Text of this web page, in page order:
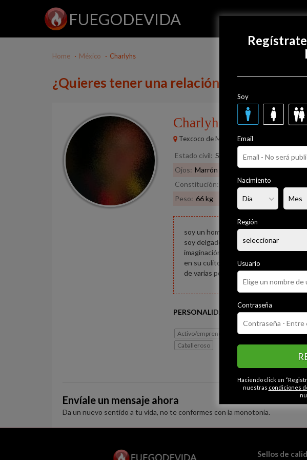
FUEGODEVIDA
Home México Charlyhs
¿Quieres tener una relación con Charlyhs?
Charlyhs
52 años
Texcoco de Mora
Estado civil: Soltero
Ojos: Marrón
Constitución:
Delgado
Peso: 66 kg
soy un hombre mega ... y me encanta
soy delgado de cabello negro piel
imaginación. me late ... seguido y sin
en su culito hermoso, besar las ...
de varias posiciones como perrito , el
PERSONALIDAD
Activo/emprendedor Alegre Cariñoso
Caballeroso
Envíale un mensaje ahora
Da un nuevo sentido a tu vida, no te conformes con la monotonía.
Soy
Email
Nacimiento
Región
Usuario
Contraseña
Haciendo click en
nuestras condiciones
Sellos de